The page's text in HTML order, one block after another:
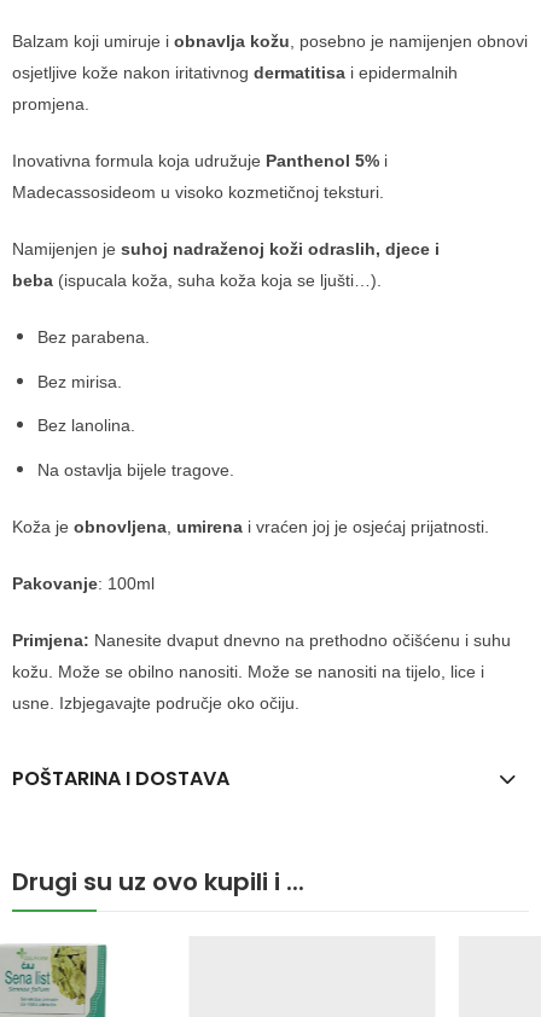
Balzam koji umiruje i obnavlja kožu , posebno je namijenjen obnovi
osjetljive kože nakon iritativnog dermatitisa i epidermalnih
promjena.
Inovativna formula koja udružuje Panthenol 5% i
Madecassosideom u visoko kozmetičnoj teksturi.
Namijenjen je suhoj nadraženoj koži odraslih, djece i
beba (ispucala koža, suha koža koja se ljušti…).
Bez parabena.
Bez mirisa.
Bez lanolina.
Na ostavlja bijele tragove.
Koža je obnovljena, umirena i vraćen joj je osjećaj prijatnosti.
Pakovanje: 100ml
Primjena: Nanesite dvaput dnevno na prethodno očišćenu i suhu
kožu. Može se obilno nanositi. Može se nanositi na tijelo, lice i
usne. Izbjegavajte područje oko očiju.
POŠTARINA I DOSTAVA
Drugi su uz ovo kupili i ...